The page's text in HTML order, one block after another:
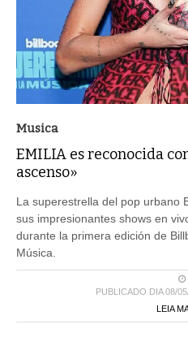
Musica
EMILIA es reconocida
ascenso»
La superestrella del pop urbano
sus impresionantes shows en
durante la primera edición de
Música.
PUBLICADO DIA 08/
LEIA